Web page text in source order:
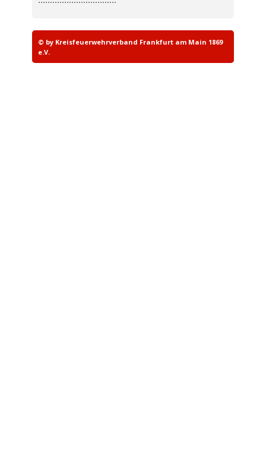
© by Kreisfeuerwehrverband Frankfurt am Main 1869
e.V.